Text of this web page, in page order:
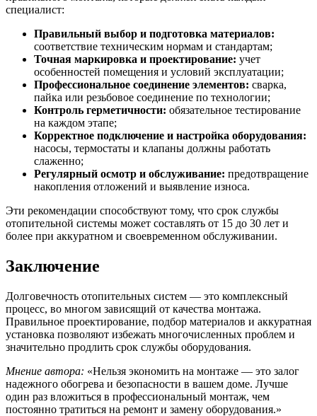
специалист:
Правильный выбор и подготовка материалов:
соответствие техническим нормам и стандартам;
Точная маркировка и проектирование: учет
особенностей помещения и условий эксплуатации;
Профессиональное соединение элементов: сварка,
пайка или резьбовое соединение по технологии;
Контроль герметичности: обязательное тестирование
на каждом этапе;
Корректное подключение и настройка оборудования:
насосы, термостаты и клапаны должны работать
слаженно;
Регулярный осмотр и обслуживание: предотвращение
накопления отложений и выявление износа.
Эти рекомендации способствуют тому, что срок службы
отопительной системы может составлять от 15 до 30 лет и
более при аккуратном и своевременном обслуживании.
Заключение
Долговечность отопительных систем — это комплексный
процесс, во многом зависящий от качества монтажа.
Правильное проектирование, подбор материалов и аккуратная
установка позволяют избежать многочисленных проблем и
значительно продлить срок службы оборудования.
Мнение автора: «Нельзя экономить на монтаже — это залог
надежного обогрева и безопасности в вашем доме. Лучше
один раз вложиться в профессиональный монтаж, чем
постоянно тратиться на ремонт и замену оборудования.»